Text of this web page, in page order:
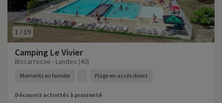
1 / 19
Camping Le Vivier
Biscarrosse - Landes (40)
Moments en famille Plage en accès direct
Découvrir activités à proximité